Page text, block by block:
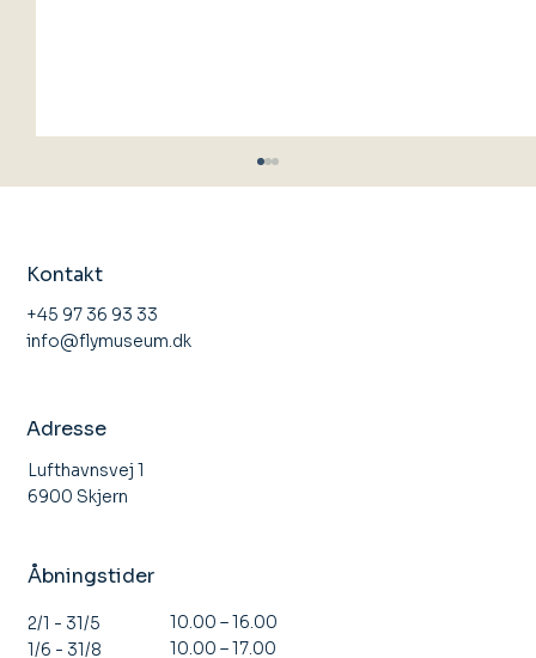
Åbningstider
2/1 - 31/5
1/6 - 31/8
10.00 – 16.00
10.00 – 17.00
Adresse
Lufthavnsvej 1
6900 Skjern
Kontakt
+45 97 36 93 33
info@flymuseum.dk